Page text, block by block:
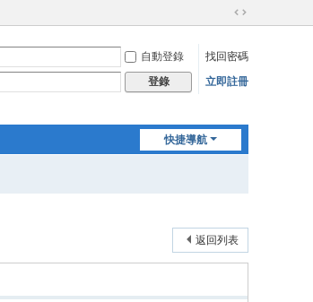
切
到
寬
自動登錄
找回密碼
登錄 立即註冊
快捷導航
返回列表